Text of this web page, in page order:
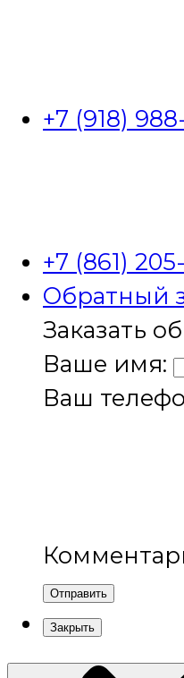
+7 (918)
+7 (861)
Обратный
Заказать
Ваше имя:
Ваш
Отправить
Закрыть